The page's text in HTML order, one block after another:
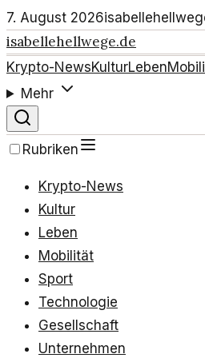
7. August 2026
isabellehellwege.de
Krypto-NewsKulturLeben
Mehr
Rubriken
Krypto-News
Kultur
Leben
Mobilität
Sport
Technologie
Gesellschaft
Unternehmen